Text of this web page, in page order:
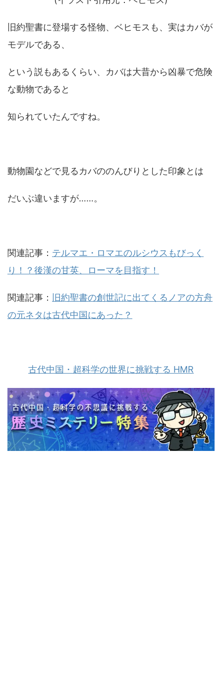
旧約聖書に登場する怪物、ベヒモスも、実はカバが
モデルである、
という説もあるくらい、カバは大昔から凶暴で危険
な動物であると
知られていたんですね。
動物園などで見るカバののんびりとした印象とは
だいぶ違いますが……。
関連記事： テルマエ・ロマエのルシウスもびっく
り！？後漢の甘英、ローマを目指す！
関連記事：
旧約聖書の創世記に出てくるノアの方舟
の元ネタは古代中国にあった？
古代中国・超科学の世界に挑戦する HMR